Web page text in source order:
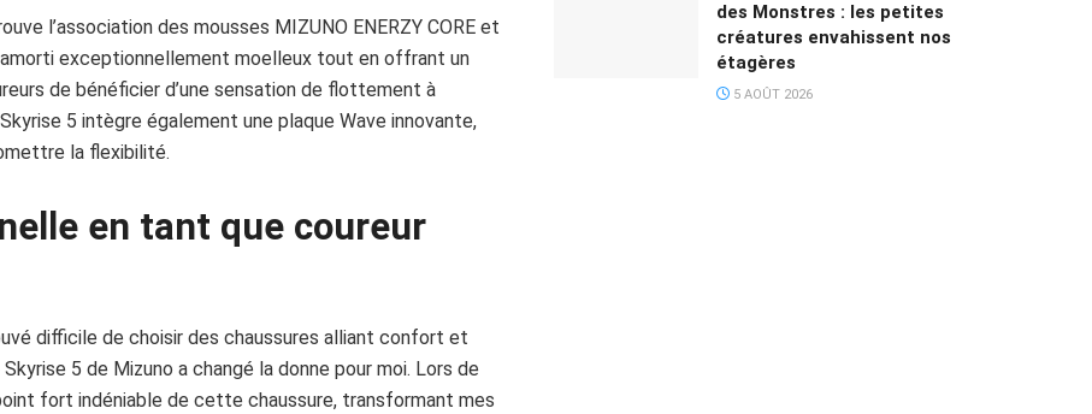
l’association des mousses MIZUNO ENERZY CORE et
amorti exceptionnellement moelleux tout en offrant un
de bénéficier d’une sensation de flottement à
5 intègre également une plaque Wave innovante,
la flexibilité.
en tant que coureur
difficile de choisir des chaussures alliant confort et
5 de Mizuno a changé la donne pour moi. Lors de
fort indéniable de cette chaussure, transformant mes
des Monstres : les petites
créatures envahissent nos
étagères
5 AOÛT 2026